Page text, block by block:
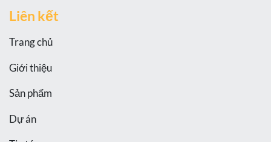
Liên kết
Trang chủ
Giới thiệu
Sản phẩm
Dự án